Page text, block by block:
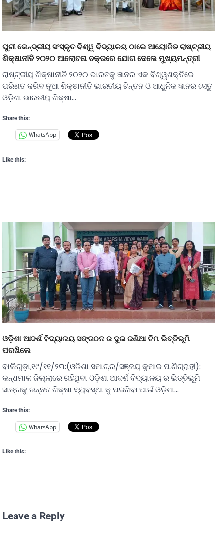
ପୁରୀ କେନ୍ଦ୍ରୀୟ ସଂସ୍କୃତ ବିଶ୍ୱ ବିଦ୍ୟାଳୟ ଠାରେ ଆୟୋଜିତ ରାଷ୍ଟ୍ରୀୟ
ଶିକ୍ଷାନୀତି ୨୦୨୦ ଆଲୋଚନା ଚକ୍ରରେ ଯୋଗ ଦେଲେ ମୁଖ୍ୟମନ୍ତ୍ରୀ
ରାଷ୍ଟ୍ରୀୟ ଶିକ୍ଷାନୀତି ୨୦୨୦ ଭାରତକୁ ଜ୍ଞାନର ଏକ ବିଶ୍ୱଶକ୍ତିରେ
ପରିଣତ କରିବ ନୂଆ ଶିକ୍ଷାନୀତି ଭାରତୀୟ ଚିନ୍ତନ ଓ ଆଧୁନିକ ଜ୍ଞାନର ସେତୁ
ଓଡ଼ିଶା ଭାରତୀୟ ଶିକ୍ଷା…
Share this:
WhatsApp
Like this:
ଓଡ଼ିଶା ଆଦର୍ଶ ବିଦ୍ୟାଳୟ ସଙ୍ଗଠନ ର ଦୁଇ ଜଣିଆ ଟିମ ଭିତ୍ତିଭୂମି
ପରଖିଲେ
ବାଲିଗୁଡ଼ା,୧୯/୧୧/୨୩:(ଓଡିଶା ସମାଚାର/ସଞ୍ଜୟ କୁମାର ପାଣିଗ୍ରାହୀ):
କନ୍ଧମାଳ ଜିଲ୍ଲାରେ ରହିଥିବା ଓଡ଼ିଶା ଆଦର୍ଶ ବିଦ୍ୟାଳୟ ର ଭିତ୍ତିଭୂମି
ସାଙ୍ଗକୁ ଉନ୍ନତ ଶିକ୍ଷା ବ୍ୟବସ୍ଥା କୁ ପରଖିବା ପାଇଁ ଓଡ଼ିଶା…
Share this:
WhatsApp
Like this:
Leave a Reply